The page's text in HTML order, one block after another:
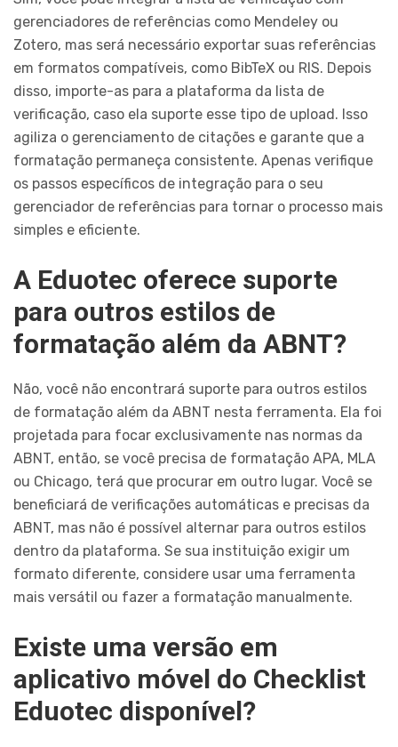
gerenciadores de referências como Mendeley ou
Zotero, mas será necessário exportar suas referências
em formatos compatíveis, como BibTeX ou RIS. Depois
disso, importe-as para a plataforma da lista de
verificação, caso ela suporte esse tipo de upload. Isso
agiliza o gerenciamento de citações e garante que a
formatação permaneça consistente. Apenas verifique
os passos específicos de integração para o seu
gerenciador de referências para tornar o processo mais
simples e eficiente.
A Eduotec oferece suporte
para outros estilos de
formatação além da ABNT?
Não, você não encontrará suporte para outros estilos
de formatação além da ABNT nesta ferramenta. Ela foi
projetada para focar exclusivamente nas normas da
ABNT, então, se você precisa de formatação APA, MLA
ou Chicago, terá que procurar em outro lugar. Você se
beneficiará de verificações automáticas e precisas da
ABNT, mas não é possível alternar para outros estilos
dentro da plataforma. Se sua instituição exigir um
formato diferente, considere usar uma ferramenta
mais versátil ou fazer a formatação manualmente.
Existe uma versão em
aplicativo móvel do Checklist
Eduotec disponível?